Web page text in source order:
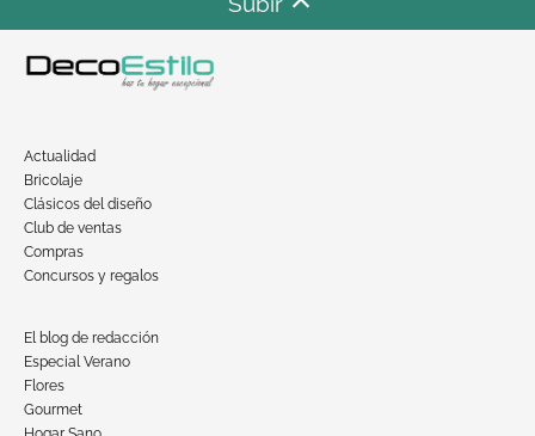
Actualidad
Bricolaje
Clásicos del diseño
Club de ventas
Compras
Concursos y regalos
El blog de redacción
Especial Verano
Flores
Gourmet